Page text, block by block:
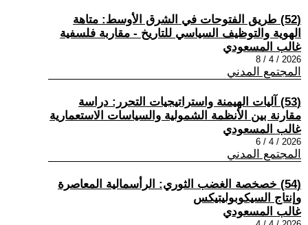
(52) طريق الفتوحات في الشرق الأوسط: متاهة
الهوية والتوظيف السياسي للتاريخ - مقاربة فلسفية
غالب المسعودي
2026 / 4 / 8
المجتمع المدني
(53) آليات الهيمنة واستراتيجيات التحرر: دراسة
مقارنة بين الأنظمة الشمولية والسياسات الاستعمارية
غالب المسعودي
2026 / 4 / 6
المجتمع المدني
(54) خصخصة الغضب الثوري: الرأسمالية المعاصرة
وإنتاج السيكوبوليتيكس
غالب المسعودي